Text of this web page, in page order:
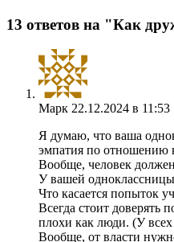
13 ответов на "Как
Марк 22.12.2024 в 11:53
Я думаю, что ваша
эмпатия по отношению
Вообще, человек
У вашей одноклассницы
Что касается попыток
Всегда стоит доверять
плохи как люди. (У
Вообще, от власти